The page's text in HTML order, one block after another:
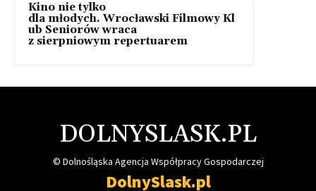
Kino nie tylko
dla młodych. Wrocławski Filmowy Kl
ub Seniorów wraca
z sierpniowym repertuarem
DOLNYSLASK.PL
© Dolnośląska Agencja Współpracy Gospodarczej
DolnySlask.pl